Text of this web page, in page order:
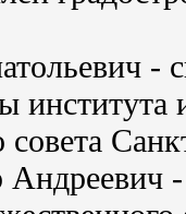
-
института
совета